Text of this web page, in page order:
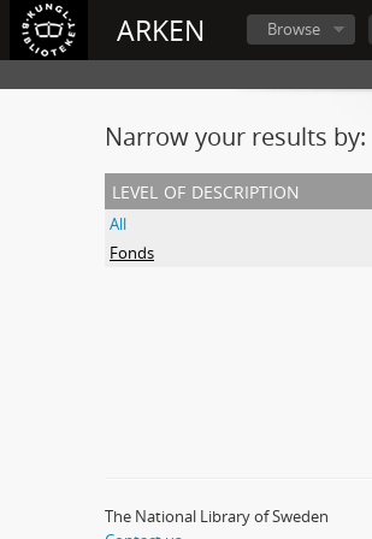
ARKEN Browse
Narrow your results by:
level of description
All
Fonds
The National Library of Sweden